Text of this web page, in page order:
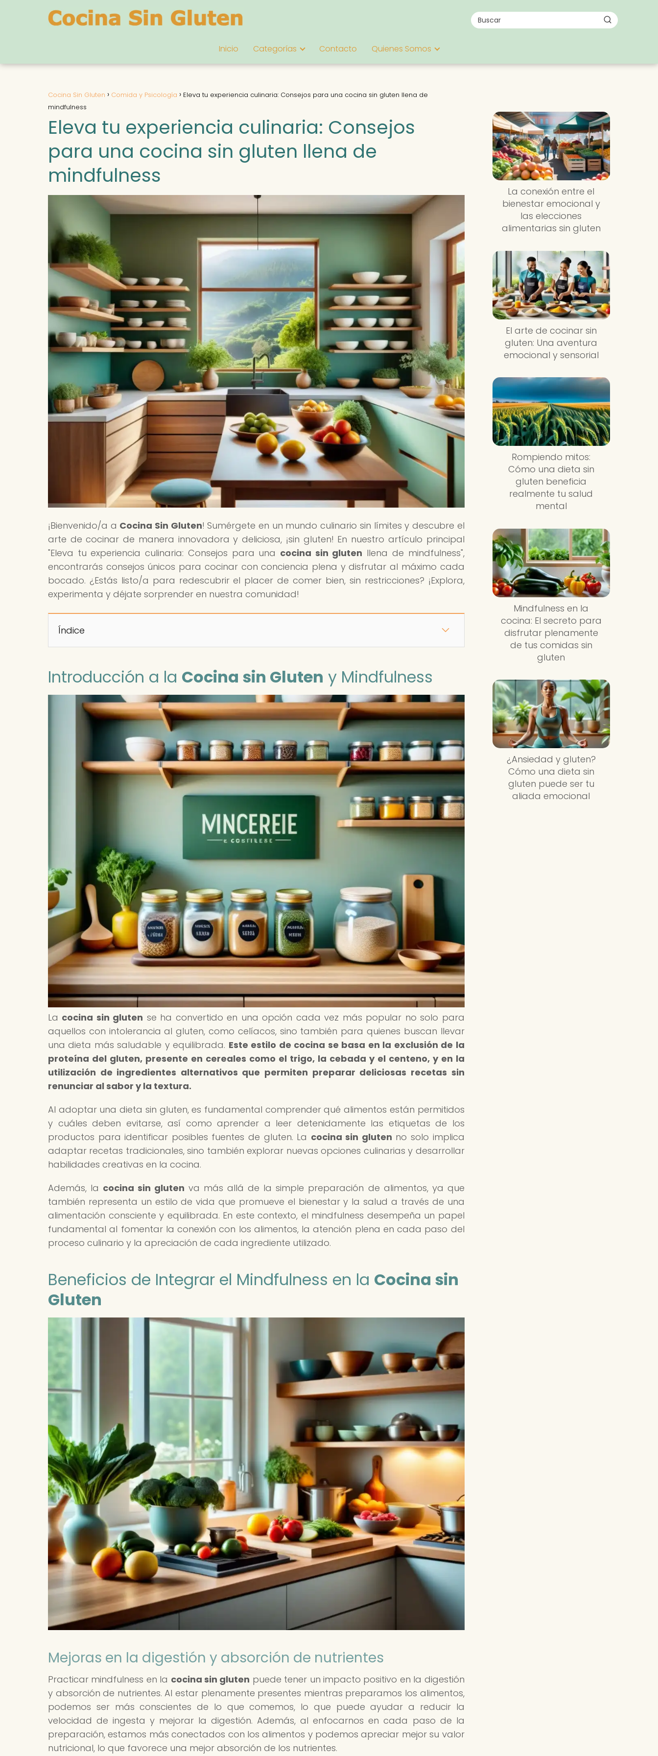
Inicio Categorías Contacto Quienes Somos
Cocina Sin Gluten Comida y Psicología
Eleva tu experiencia culinaria: Consejos para una cocina sin gluten llena de
mindfulness
Eleva tu experiencia culinaria: Consejos
para una cocina sin gluten llena de
mindfulness
¡Bienvenido/a a Cocina Sin Gluten! Sumérgete en un mundo culinario sin límites y descubre el
arte de cocinar de manera innovadora y deliciosa, ¡sin gluten! En nuestro artículo principal
"Eleva tu experiencia culinaria: Consejos para una cocina sin gluten llena de mindfulness",
encontrarás consejos únicos para cocinar con conciencia plena y disfrutar al máximo cada
bocado. ¿Estás listo/a para redescubrir el placer de comer bien, sin restricciones? ¡Explora,
experimenta y déjate sorprender en nuestra comunidad!
Índice
Introducción a la Cocina sin Gluten y Mindfulness
La cocina sin gluten se ha convertido en una opción cada vez más popular no solo para
aquellos con intolerancia al gluten, como celíacos, sino también para quienes buscan llevar
una dieta más saludable y equilibrada. Este estilo de cocina se basa en la exclusión de la
proteína del gluten, presente en cereales como el trigo, la cebada y el centeno, y en la
utilización de ingredientes alternativos que permiten preparar deliciosas recetas sin
renunciar al sabor y la textura.
Al adoptar una dieta sin gluten, es fundamental comprender qué alimentos están permitidos
y cuáles deben evitarse, así como aprender a leer detenidamente las etiquetas de los
productos para identificar posibles fuentes de gluten. La cocina sin gluten no solo implica
adaptar recetas tradicionales, sino también explorar nuevas opciones culinarias y desarrollar
habilidades creativas en la cocina.
Además, la cocina sin gluten va más allá de la simple preparación de alimentos, ya que
también representa un estilo de vida que promueve el bienestar y la salud a través de una
alimentación consciente y equilibrada. En este contexto, el mindfulness desempeña un papel
fundamental al fomentar la conexión con los alimentos, la atención plena en cada paso del
proceso culinario y la apreciación de cada ingrediente utilizado.
Beneficios de Integrar el Mindfulness en la Cocina sin
Gluten
Mejoras en la digestión y absorción de nutrientes
Practicar mindfulness en la cocina sin gluten puede tener un impacto positivo en la digestión
y absorción de nutrientes. Al estar plenamente presentes mientras preparamos los alimentos,
podemos ser más conscientes de lo que comemos, lo que puede ayudar a reducir la
velocidad de ingesta y mejorar la digestión. Además, al enfocarnos en cada paso de la
preparación, estamos más conectados con los alimentos y podemos apreciar mejor su valor
nutricional, lo que favorece una mejor absorción de los nutrientes.
La conexión entre el
bienestar emocional y
las elecciones
alimentarias sin gluten
El arte de cocinar sin
gluten: Una aventura
emocional y sensorial
Rompiendo mitos:
Cómo una dieta sin
gluten beneficia
realmente tu salud
mental
Mindfulness en la
cocina: El secreto para
disfrutar plenamente
de tus comidas sin
gluten
¿Ansiedad y gluten?
Cómo una dieta sin
gluten puede ser tu
aliada emocional